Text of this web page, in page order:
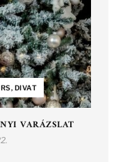
DIVAT
VARÁZSLAT